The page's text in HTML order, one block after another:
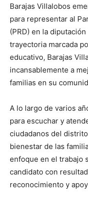
Barajas Villalobos
para representar al
(PRD) en la
trayectoria marcada
educativo, Barajas
incansablemente a
familias en su
A lo largo de varios
para escuchar y
ciudadanos del
bienestar de las
enfoque en el trabajo
candidato con
reconocimiento y